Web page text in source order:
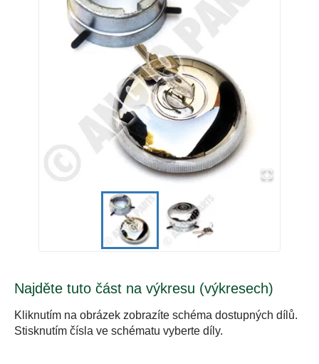
Najděte tuto část na výkresu (výkresech)
Kliknutím na obrázek zobrazíte schéma dostupných dílů.
Stisknutím čísla ve schématu vyberte díly.